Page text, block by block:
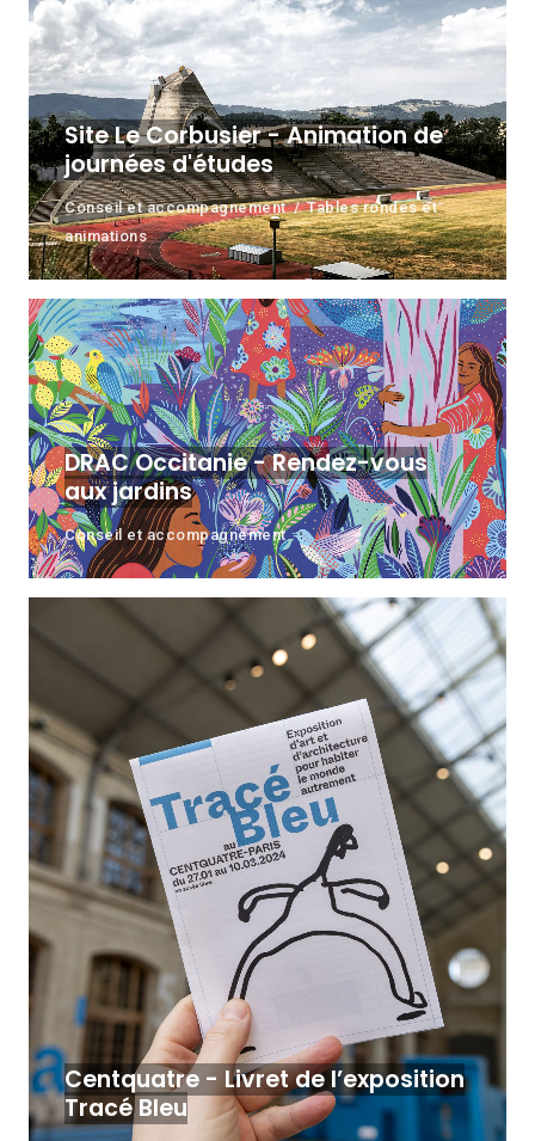
Site Le Corbusier - Animation de
journées d'études
Conseil et accompagnement
Tables rondes et
animations
DRAC Occitanie - Rendez-vous
aux jardins
Conseil et accompagnement
Centquatre - Livret de l’exposition
Tracé Bleu